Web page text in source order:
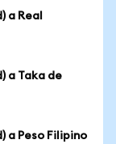
a Real
a Taka de
a Peso Filipino